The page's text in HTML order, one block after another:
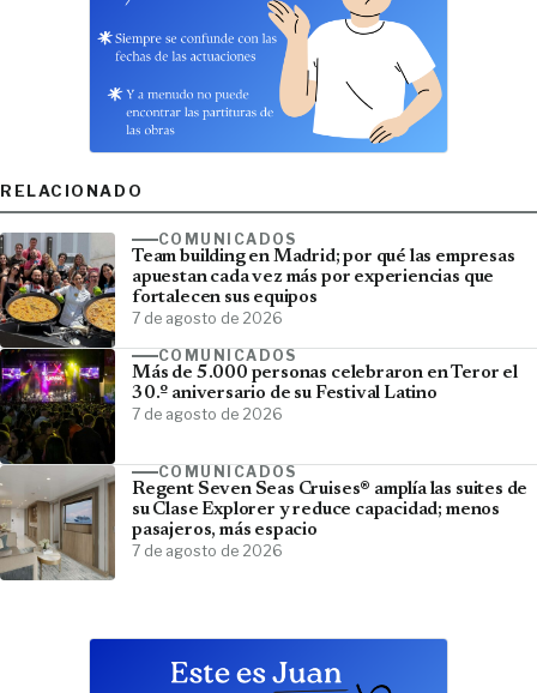
RELACIONADO
COMUNICADOS
Team building en Madrid; por qué las empresas
apuestan cada vez más por experiencias que
fortalecen sus equipos
7 de agosto de 2026
COMUNICADOS
Más de 5.000 personas celebraron en Teror el
30.º aniversario de su Festival Latino
7 de agosto de 2026
COMUNICADOS
Regent Seven Seas Cruises® amplía las suites de
su Clase Explorer y reduce capacidad; menos
pasajeros, más espacio
7 de agosto de 2026